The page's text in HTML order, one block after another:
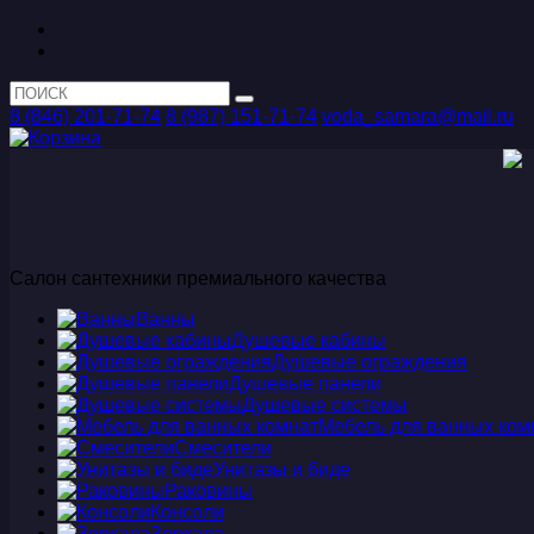
8 (846) 201-71-74 8 (987) 151-71-74 voda_samara@mail.ru
Салон сантехники премиального качества
Ванны
Душевые кабины
Душевые ограждения
Душевые панели
Душевые системы
Мебель для ванных
Смесители
Унитазы и биде
Раковины
Консоли